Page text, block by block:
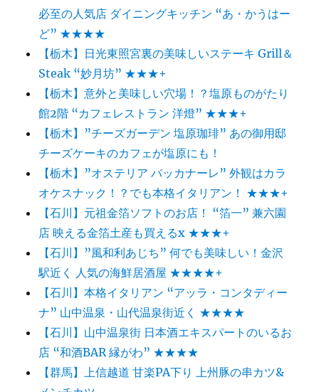
ン
★★★★★
必至の人気店 ダイニングキッチン “あ・かうはー
ど” ★★★★
【栃木】日光東照宮裏の美味しいステーキ Grill＆
Steak “妙月坊” ★★★+
【栃木】意外と美味しい穴場！？塩原ものがたり
館2階 “カフェレストラン 洋燈” ★★★+
【栃木】”チーズガーデン 塩原珈琲” あの御用邸
チーズケーキのカフェが塩原にも！
【栃木】”オステリア バッカナーレ” 外観はカラ
オケスナック！？でも本格イタリアン！ ★★★+
【石川】元祖金箔ソフトのお店！ “箔一” 兼六園
店 映える金箔土産も買えるx ★★★+
【石川】”風和利あじち” 何でも美味しい！金沢
駅近く 人気の海鮮居酒屋 ★★★★+
【石川】本格イタリアン “アッラ・コンタディー
ナ” 山中温泉・山代温泉街近く ★★★★
【石川】山中温泉街 日本酒エキスパートのいるお
店 “和酒BAR 縁がわ” ★★★★
【群馬】上信越道 甘楽PA下り 上州豚の串カツ&